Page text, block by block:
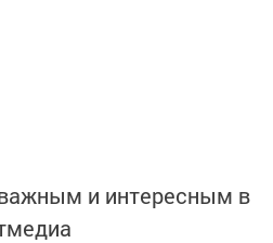
и интересным в